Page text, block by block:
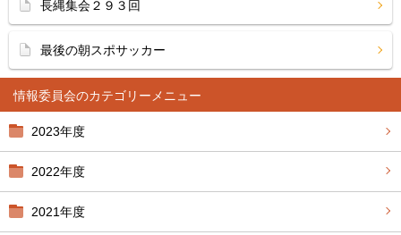
情報委員会
2023年度
2022年度
2021年度
長縄集会２９３回
最後の朝スポサッカー